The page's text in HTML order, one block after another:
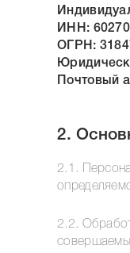
ИНН:
ОГРН:
Почтовый
2.
2.1.
2.2.